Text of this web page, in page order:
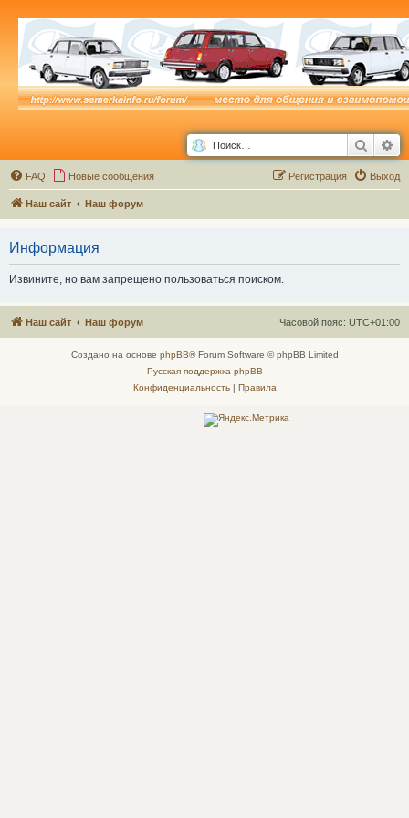
Поиск
FAQ Новые сообщения Выход
Регистрация
Наш сайт Наш форум
Информация
Извините, но вам запрещено пользоваться поиском.
Наш сайт Наш форум Часовой пояс: UTC+01:00
Создано на основе phpBB® Forum Software © phpBB Limited
Русская поддержка phpBB
Конфиденциальность| Правила